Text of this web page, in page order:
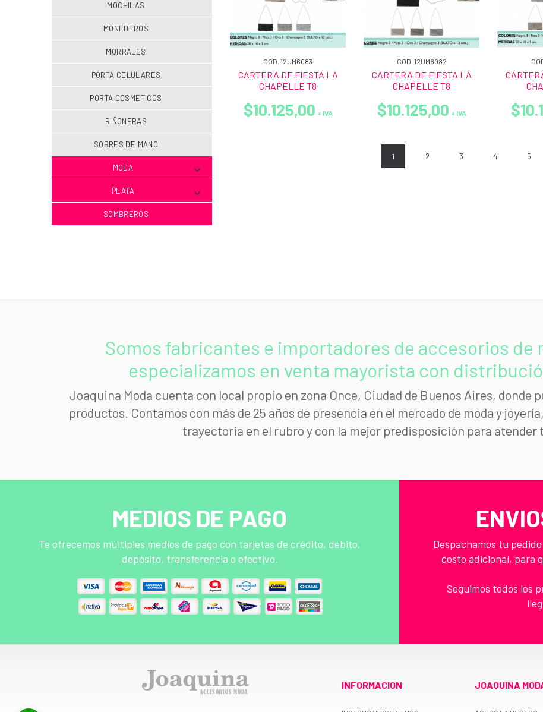
COD. 12UM6083
CARTERA DE FIESTA LA
CHAPELLE T8
$10.125,00 + IVA
COD. 12UM6082
CARTERA DE FIESTA LA
CHAPELLE T8
$10.125,00 + IVA
1 2 3 4 5
MOCHILAS
MONEDEROS
MORRALES
PORTA CELULARES
PORTA COSMETICOS
RIÑONERAS
SOBRES DE MANO
MODA
PLATA
SOMBREROS
Somos fabricantes e importadores de accesorios de
especializamos en venta mayorista con
Joaquina Moda cuenta con local propio en zona Once, Ciudad de Buenos Aires, donde
productos. Contamos con más de 25 años de presencia en el mercado de moda y
trayectoria en el rubro y con la mejor predisposición para atender
MEDIOS DE PAGO
Te ofrecemos múltiples medios de pago con tarjetas de crédito, débito,
depósito, transferencia o efectivo.
Despachamos tu
costo adicional, para
Seguimos todos los
INFORMACION JOAQUINA